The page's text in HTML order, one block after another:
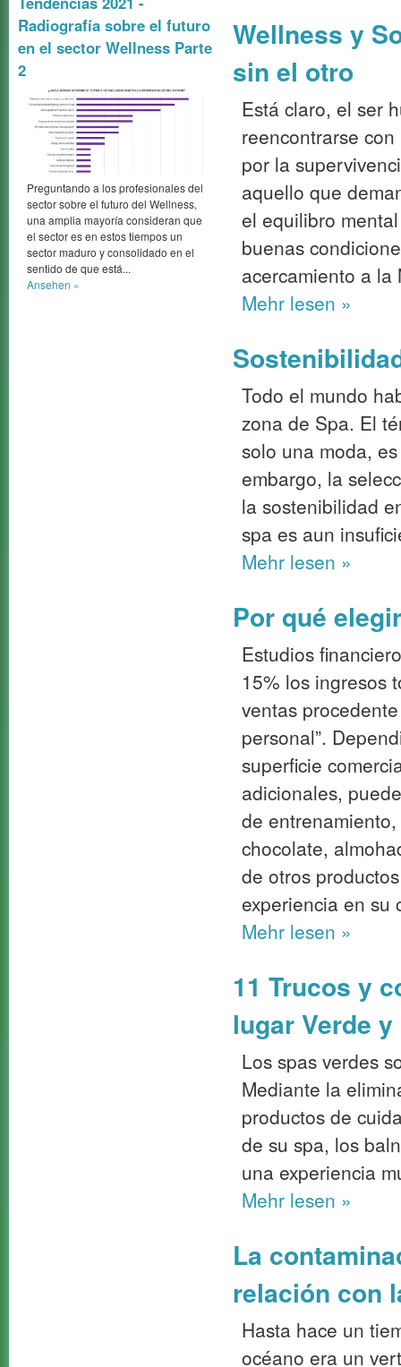
Radiografía sobre el futuro
en el sector Wellness Parte
2
Preguntando a los profesionales del
sector sobre el futuro del Wellness,
una amplia mayoría consideran que
el sector es en estos tiempos un
sector maduro y consolidado en el
sentido de que está...
Ansehen »
Wellness y
sin el otro
Está claro, el ser
reencontrarse
por la
aquello que
el equilibro
buenas
acercamiento a la
Mehr lesen »
Todo el mundo
zona de Spa. El
solo una moda,
embargo, la
la sostenibilidad
spa es aun
Mehr lesen »
Por qué
Estudios
15% los ingresos
ventas
personal”.
superficie
adicionales,
de
chocolate,
de otros
experiencia en su
Mehr lesen »
11 Trucos y
lugar Verde
Los spas verdes
Mediante la
productos de
de su spa, los
una experiencia
Mehr lesen »
La
relación con
Hasta hace un
océano era un